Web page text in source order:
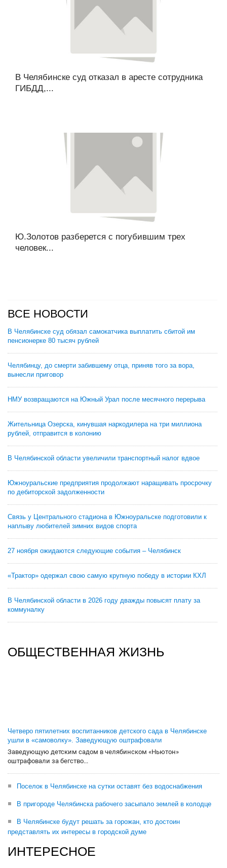
В Челябинске суд отказал в аресте сотрудника
ГИБДД,...
Ю.Золотов разберется с погубившим трех
человек...
ВСЕ НОВОСТИ
В Челябинске суд обязал самокатчика выплатить сбитой им
пенсионерке 80 тысяч рублей
Челябинцу, до смерти забившему отца, приняв того за вора,
вынесли приговор
НМУ возвращаются на Южный Урал после месячного перерыва
Жительница Озерска, кинувшая наркодилера на три миллиона
рублей, отправится в колонию
В Челябинской области увеличили транспортный налог вдвое
Южноуральские предприятия продолжают наращивать просрочку
по дебиторской задолженности
Связь у Центрального стадиона в Южноуральске подготовили к
наплыву любителей зимних видов спорта
27 ноября ожидаются следующие события – Челябинск
«Трактор» одержал свою самую крупную победу в истории КХЛ
В Челябинской области в 2026 году дважды повысят плату за
коммуналку
ОБЩЕСТВЕННАЯ ЖИЗНЬ
Четверо пятилетних воспитанников детского сада в Челябинске
ушли в «самоволку». Заведующую оштрафовали
Заведующую детским садом в челябинском «Ньютон»
оштрафовали за бегство...
Поселок в Челябинске на сутки оставят без водоснабжения
В пригороде Челябинска рабочего засыпало землей в колодце
В Челябинске будут решать за горожан, кто достоин
представлять их интересы в городской думе
ИНТЕРЕСНОЕ